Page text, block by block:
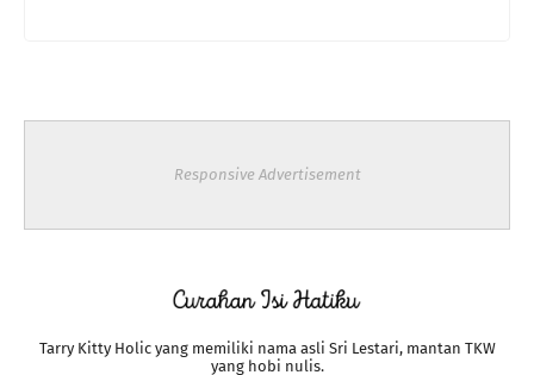
Responsive Advertisement
Tarry Kitty Holic yang memiliki nama asli Sri Lestari, mantan TKW
yang hobi nulis.